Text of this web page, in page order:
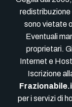
sono vietate
Eventuali
proprietari.
Internet e
Iscrizione
per i servizi di